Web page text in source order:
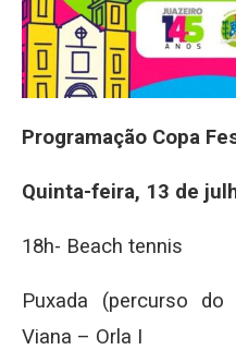
Programação Copa
Quinta-feira, 13 de
18h- Beach tennis
Puxada (percurso
Viana – Orla I